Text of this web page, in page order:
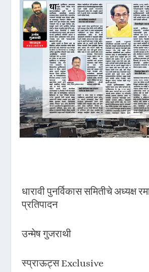
धारावी पुनर्विकास समितीचे अध्यक्ष
प्रतिपादन
उन्मेष गुजराथी
स्प्राऊट्स Exclusive